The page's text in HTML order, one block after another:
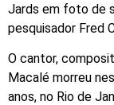
Jards em foto de
pesquisador Fred
O cantor,
Macalé morreu
anos, no Rio de